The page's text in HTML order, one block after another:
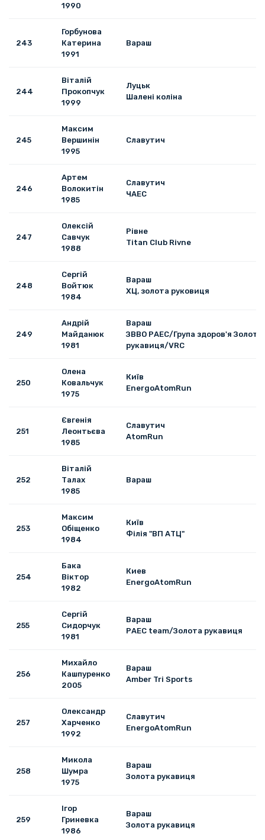
1990
243
Горбунова
Катерина
1991
Вараш
244
Віталій
Прокопчук
1999
Луцьк
Шалені коліна
245
Максим
Вершинін
1995
Славутич
246
Артем
Волокитін
1985
Славутич
ЧАЕС
247
Олексій
Савчук
1988
Рівне
Titan Club Rivne
248
Сергій
Войтюк
1984
Вараш
ХЦ, золота руковиця
249
Андрій
Майданюк
1981
Вараш
ЗВВО РАЕС/Група здоров'я Золота
рукавиця/VRC
250
Олена
Ковальчук
1975
Київ
EnergoAtomRun
251
Євгенія
Леонтьєва
1985
Славутич
AtomRun
252
Віталій
Талах
1985
Вараш
253
Максим
Обіщенко
1984
Київ
Філія "ВП АТЦ"
254
Бака
Віктор
1982
Киев
EnergoAtomRun
255
Сергій
Сидорчук
1981
Вараш
РАЕС team/Золота рукавиця
256
Михайло
Кашпуренко
2005
Вараш
Amber Tri Sports
257
Олександр
Харченко
1992
Славутич
EnergoAtomRun
258
Микола
Шумра
1975
Вараш
Золота рукавиця
259
Ігор
Гриневка
1986
Вараш
Золота рукавиця